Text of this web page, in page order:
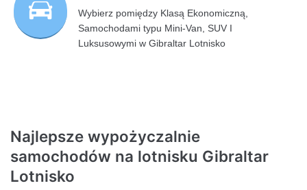
Wybierz pomiędzy Klasą Ekonomiczną,
Samochodami typu Mini-Van, SUV I
Luksusowymi w Gibraltar Lotnisko
Najlepsze wypożyczalnie
samochodów na lotnisku Gibraltar
Lotnisko